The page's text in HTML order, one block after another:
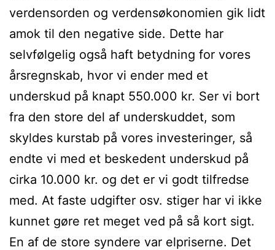
verdensorden og verdensøkonomien gik lidt
amok til den negative side. Dette har
selvfølgelig også haft betydning for vores
årsregnskab, hvor vi ender med et
underskud på knapt 550.000 kr. Ser vi bort
fra den store del af underskuddet, som
skyldes kurstab på vores investeringer, så
endte vi med et beskedent underskud på
cirka 10.000 kr. og det er vi godt tilfredse
med. At faste udgifter osv. stiger har vi ikke
kunnet gøre ret meget ved på så kort sigt.
En af de store syndere var elpriserne. Det